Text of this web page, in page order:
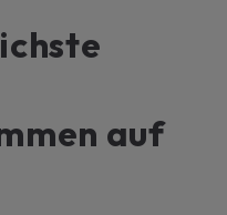
auf